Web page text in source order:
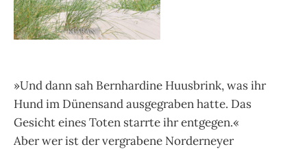
»Und dann sah Bernhardine Huusbrink, was ihr
Hund im Dünensand ausgegraben hatte. Das
Gesicht eines Toten starrte ihr entgegen.«
Aber wer ist der vergrabene Norderneyer